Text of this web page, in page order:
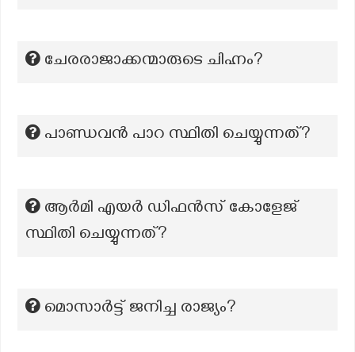
ചേരരാജാക്കന്മാരുടെ ചിഹ്നം?
പാണ്ഡവൻ പാറ സ്ഥിതി ചെയ്യുന്നത്?
ആർമി എയർ ഡിഫൻസ് കോളേജ്
സ്ഥിതി ചെയ്യുന്നത്?
മൊസാർട്ട് ജനിച്ച രാജ്യം?